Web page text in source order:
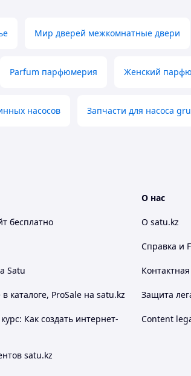
Мир дверей межкомнатные двери
Parfum парфюмерия Женский
насосов Запчасти для насоса
бесплатно
Satu
каталоге, ProSale на satu.kz
Как создать интернет-
satu.kz
О нас
О satu.kz
Справка и
Защита
Content